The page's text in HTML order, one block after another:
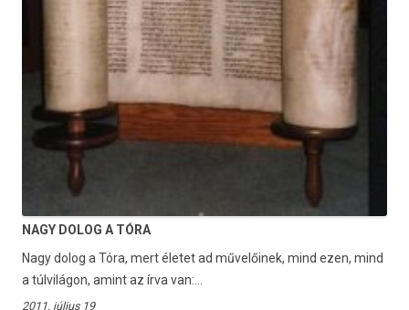
NAGY DOLOG A TÓRA
Nagy dolog a Tóra, mert életet ad művelőinek, mind ezen, mind
a túlvilágon, amint az írva van:...
2011. július 19